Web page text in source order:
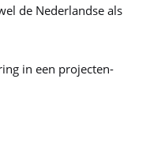
de Nederlandse als
in een projecten-